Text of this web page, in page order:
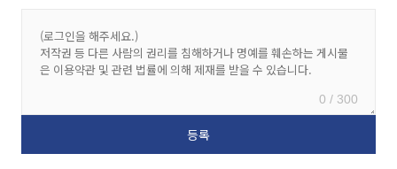
0 / 300